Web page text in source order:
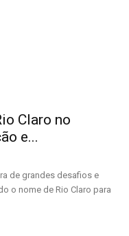
Claro no
e...
de grandes desafios e
o nome de Rio Claro para